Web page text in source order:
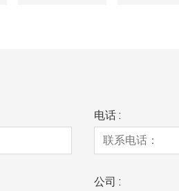
电话 :
公司 :